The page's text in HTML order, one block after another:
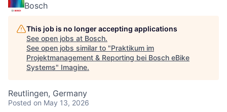
Bosch
This job is no longer accepting applications
See open jobs at Bosch.
See open jobs similar to "Praktikum im
Projektmanagement & Reporting bei Bosch eBike
Systems" Imagine.
Reutlingen, Germany
Posted on May 13, 2026